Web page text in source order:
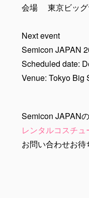
会場 東京ビッグ
Next event
Semicon JAPAN
Scheduled date:
Venue: Tokyo Big
Semicon JAPANの
レンタルコスチュ
お問い合わせお待